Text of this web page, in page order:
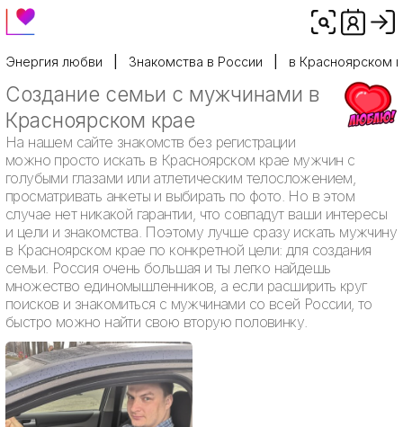
Энергия любви Знакомства в России в Красноярском
Создание семьи с мужчинами в
Красноярском крае
На нашем сайте знакомств без регистрации
можно просто искать в Красноярском крае мужчин с
голубыми глазами или атлетическим телосложением,
просматривать анкеты и выбирать по фото. Но в этом
случае нет никакой гарантии, что совпадут ваши интересы
и цели и знакомства. Поэтому лучше сразу искать мужчину
в Красноярском крае по конкретной цели: для создания
семьи. Россия очень большая и ты легко найдешь
множество единомышленников, а если расширить круг
поисков и знакомиться с мужчинами со всей России, то
быстро можно найти свою вторую половинку.